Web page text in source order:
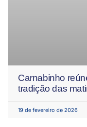
Carnabinho
tradição das
19 de fevereiro de 2026